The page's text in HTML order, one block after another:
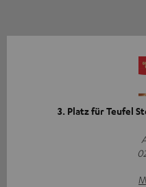
3. Platz für Teufel